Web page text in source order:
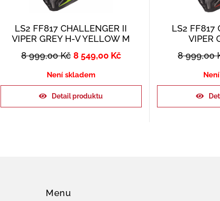
LS2 FF817 CHALLENGER II
VIPER GREY H-V YELLOW M
8 999,00Kč 8 549,00 Kč
Není skladem
Detail produktu
LS2 FF817
VIPER
8 999,00
Menu